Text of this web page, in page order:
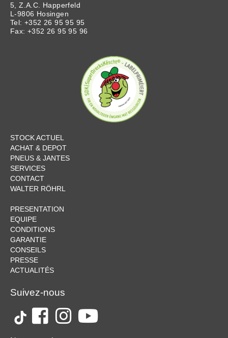
5, Z.A.C. Happerfeld
L-9806 Hosingen
Tel: +352 26 95 95 95
Fax: +352 26 95 95 96
STOCK ACTUEL
ACHAT & DEPOT
PNEUS & JANTES
SERVICES
CONTACT
WALTER RÖHRL
PRESENTATION
EQUIPE
CONDITIONS
GARANTIE
CONSEILS
PRESSE
ACTUALITÉS
Suivez-nous